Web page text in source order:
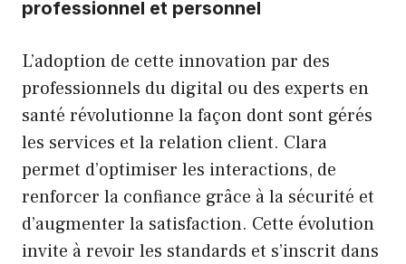
professionnel et personnel
L’adoption de cette innovation par des
professionnels du digital ou des experts en
santé révolutionne la façon dont sont gérés
les services et la relation client. Clara
permet d’optimiser les interactions, de
renforcer la confiance grâce à la sécurité et
d’augmenter la satisfaction. Cette évolution
invite à revoir les standards et s’inscrit dans